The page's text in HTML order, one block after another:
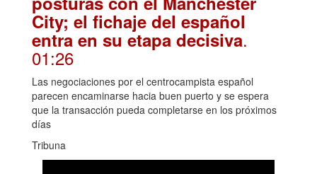
City; el fichaje del español
entra en su etapa decisiva.
01:26
Las negociaciones por el centrocampista español
parecen encaminarse hacia buen puerto y se espera
que la transacción pueda completarse en los próximos
días
Tribuna